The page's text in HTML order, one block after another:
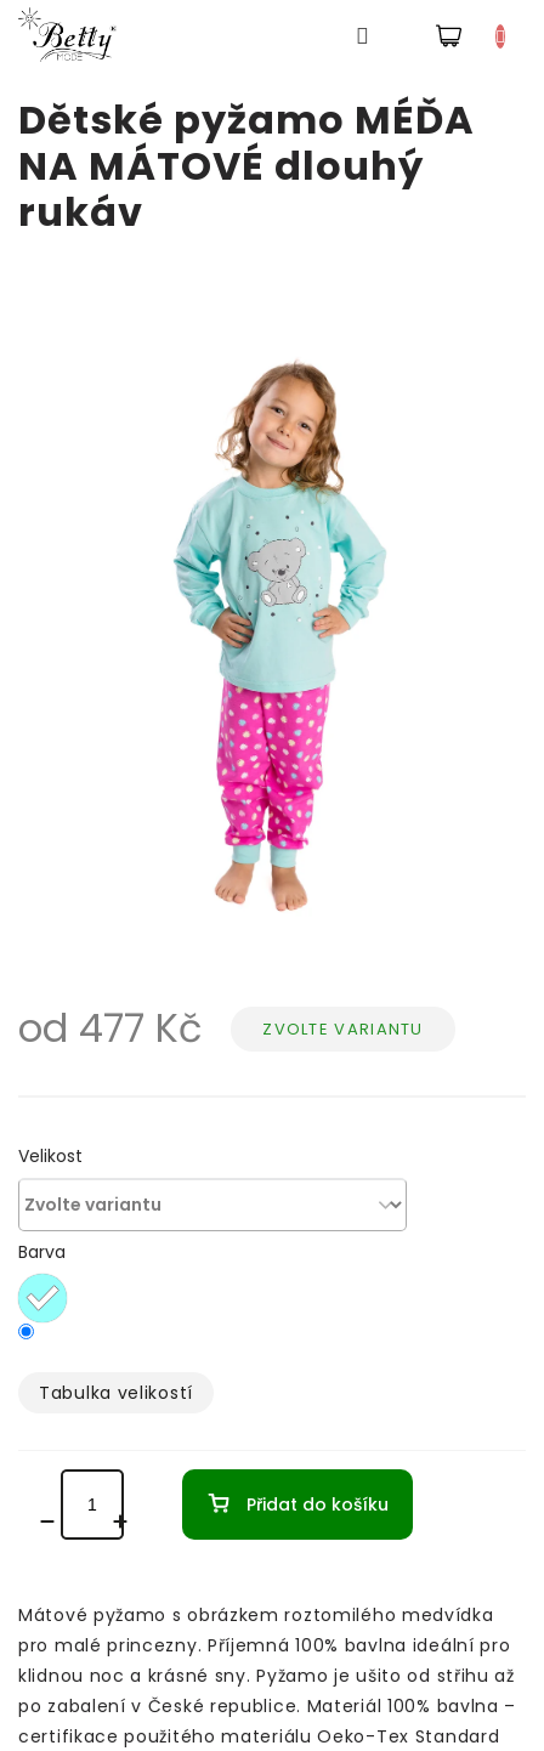
obsah
NÁKUPNÍ
Šaty
Tepláky
a
Dětské pyžamo MÉĎA
NA MÁTOVÉ dlouhý
rukáv
od 477 Kč Měrná
ZVOLTE VARIANTU
Velikost
Barva
Tabulka velikostí­
Přidat do košíku
Mátové pyžamo s obrázkem roztomilého medvídka
pro malé princezny. Příjemná 100% bavlna ideální pro
klidnou noc a krásné sny.Pyžamo je ušito od střihu až
po zabalení v České republice. Materiál 100% bavlna –
certifikace použitého materiálu Oeko-Tex Standard